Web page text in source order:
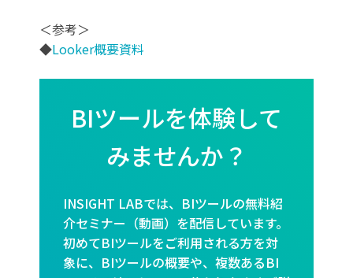
＜参考＞
◆Looker概要資料
BIツールを体験して
みませんか？
INSIGHT LABでは、BIツールの無料紹
介セミナー（動画）を配信しています。
初めてBIツールをご利用される方を対
象に、BIツールの概要や、複数あるBI